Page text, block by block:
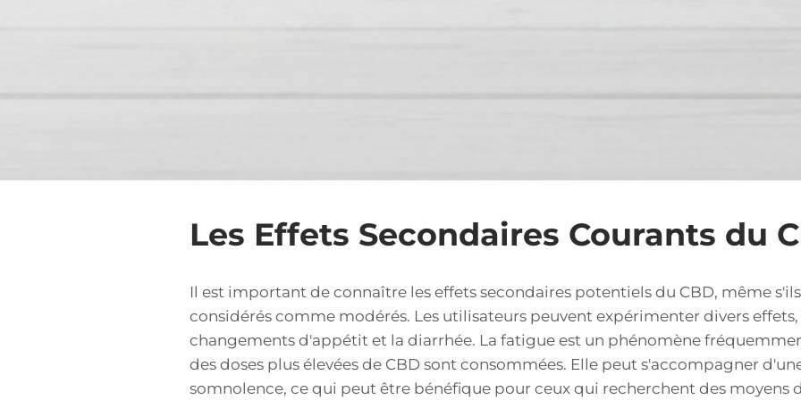
Les Effets Secondaires Courants du
Il est important de connaître les effets secondaires potentiels du CBD, même
considérés comme modérés. Les utilisateurs peuvent expérimenter divers
changements d'appétit et la diarrhée. La fatigue est un phénomène
des doses plus élevées de CBD sont consommées. Elle peut s'accompagner
somnolence, ce qui peut être bénéfique pour ceux qui recherchent des moyens